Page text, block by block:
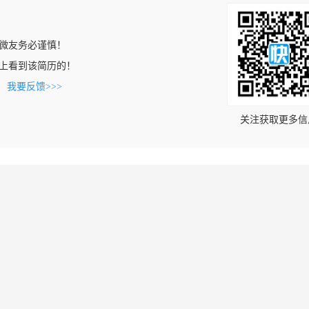
友务必谨慎！
看到该简历的！
我要反馈>>>
关注获取更多